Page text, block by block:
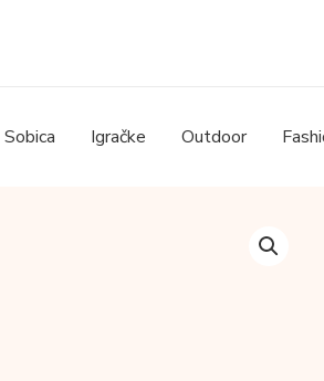
Sobica Igračke Outdoor